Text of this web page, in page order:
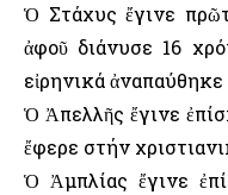
Ὁ Στάχυς ἔγινε
ἀφοῦ διάνυσε 16
εἰρηνικά
Ὁ Ἀπελλῆς ἔγινε
ἔφερε στήν
Ὁ Ἀμπλίας ἔγινε